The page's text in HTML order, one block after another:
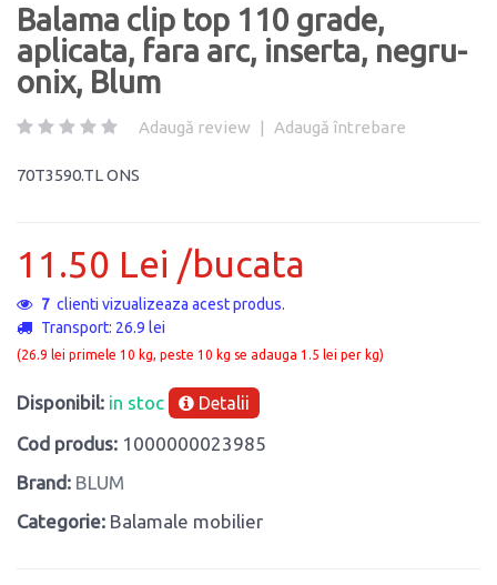
Balama clip top 110 grade,
aplicata, fara arc, inserta, negru-
onix, Blum
Adaugă review | Adaugă întrebare
70T3590.TL ONS
11.50 Lei /bucata
7 clienti vizualizeaza acest produs.
Transport: 26.9 lei
(26.9 lei primele 10 kg, peste 10 kg se adauga 1.5 lei per kg)
Disponibil: in stoc Detalii
Cod produs: 1000000023985
Brand: BLUM
Categorie: Balamale mobilier